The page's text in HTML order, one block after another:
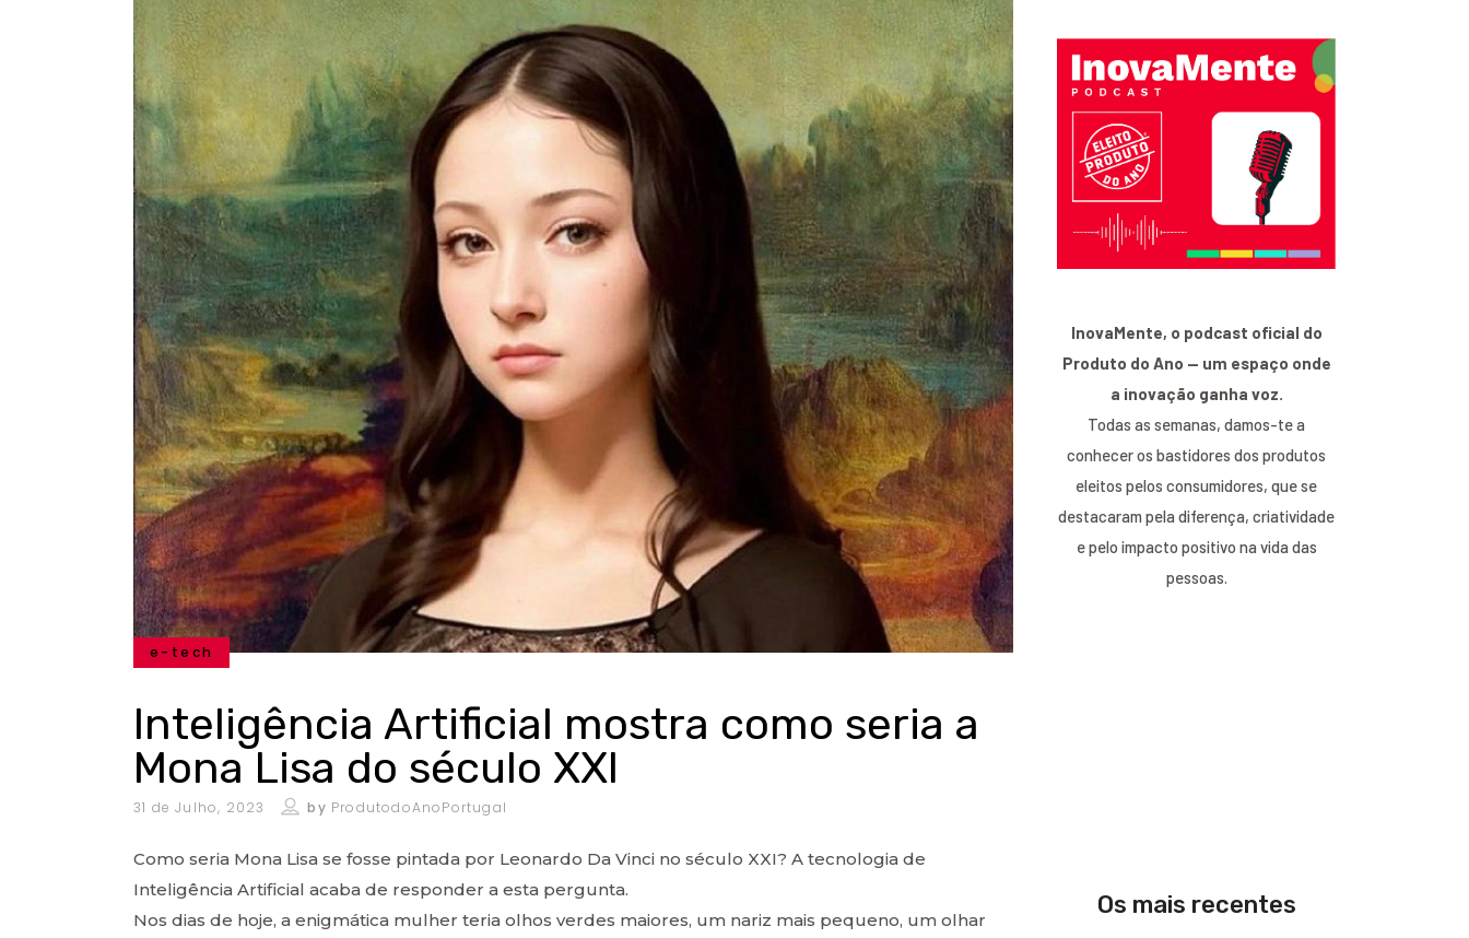
e-tech
Inteligência Artificial mostra como seria a
Mona Lisa do século XXI
31 de Julho, 2023 by ProdutodoAnoPortugal
Como seria Mona Lisa se fosse pintada por Leonardo Da Vinci no século XXI? A tecnologia de
Inteligência Artificial acaba de responder a esta pergunta.
Nos dias de hoje, a enigmática mulher teria olhos verdes maiores, um nariz mais pequeno, um olhar
InovaMente, o podcast oficial do
Produto do Ano — um espaço onde
a inovação ganha voz.
Todas as semanas, damos-te a
conhecer os bastidores dos produtos
eleitos pelos consumidores, que se
destacaram pela diferença, criatividade
e pelo impacto positivo na vida das
pessoas.
Os mais recentes